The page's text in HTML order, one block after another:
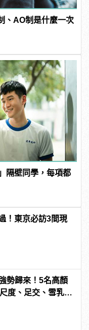
、AO制是什麼一次
隔壁同學，每項都
！東京必訪3間現
勢歸來！5名高顏
度、足交、雪乳、